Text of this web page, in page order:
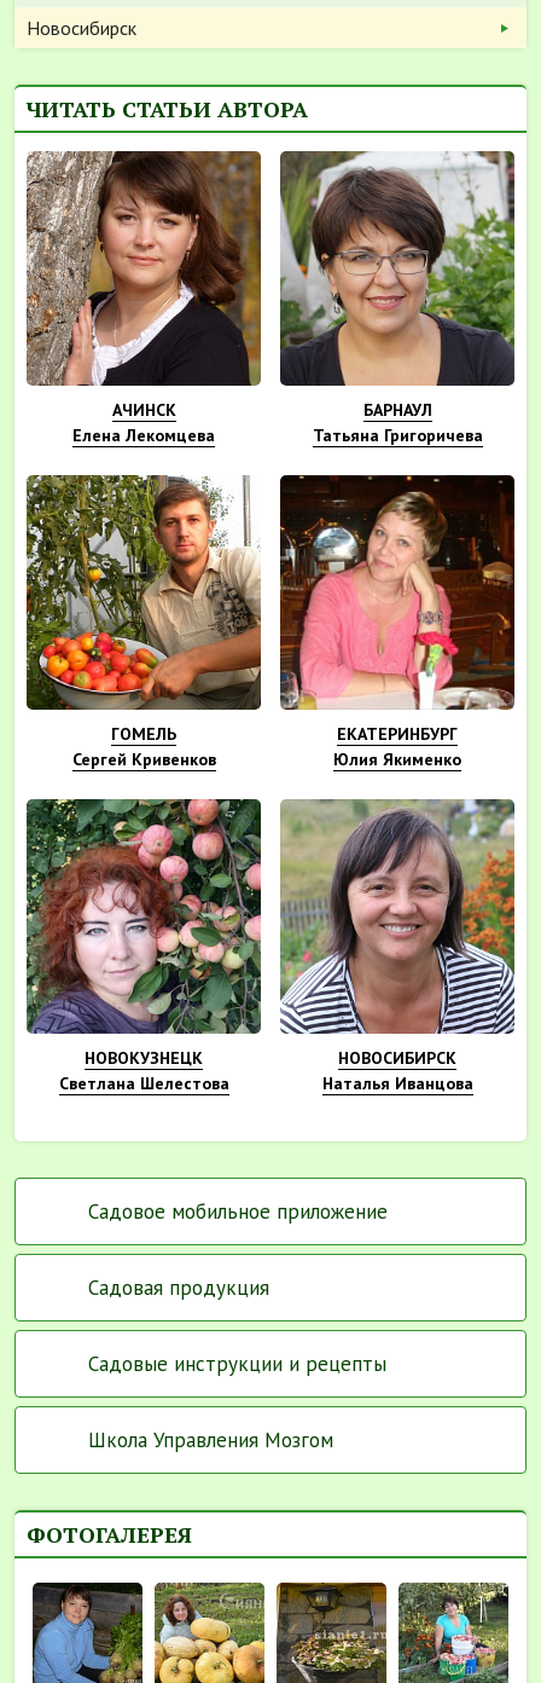
Новосибирск
ЧИТАТЬ СТАТЬИ АВТОРА
АЧИНСК
Елена Лекомцева
БАРНАУЛ
Татьяна Григоричева
ГОМЕЛЬ
Сергей Кривенков
ЕКАТЕРИНБУРГ
Юлия Якименко
НОВОКУЗНЕЦК
Светлана Шелестова
НОВОСИБИРСК
Наталья Иванцова
Садовое мобильное приложение
Садовая продукция
Садовые инструкции и рецепты
Школа Управления Мозгом
ФОТОГАЛЕРЕЯ